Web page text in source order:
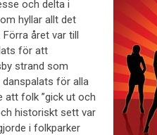
och delta i
hyllar allt det
året var till
för att
strand som
för alla
att folk ”gick ut och
historiskt sett var
i folkparker